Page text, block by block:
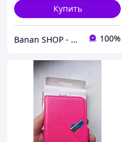
Купить
Banan SHOP - зачохли і захисти свій телефон 100%